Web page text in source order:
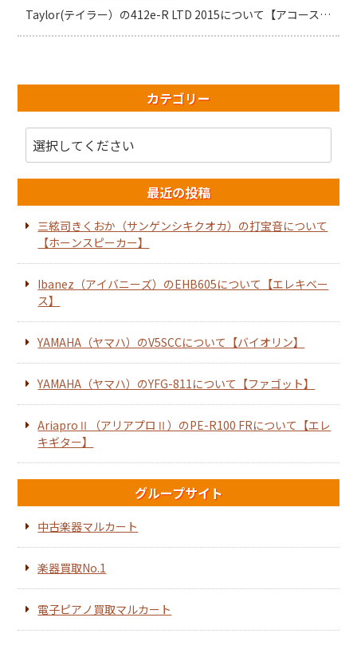
Taylor(テイラー）の412e-R LTD 2015について【アコースティックギター】
カテゴリー
最近の投稿
三絃司きくおか（サンゲンシキクオカ）の打宝音について
【ホーンスピーカー】
Ibanez（アイバニーズ）のEHB605について【エレキベー
ス】
YAMAHA（ヤマハ）のV5SCCについて【バイオリン】
YAMAHA（ヤマハ）のYFG-811について【ファゴット】
AriaproⅡ（アリアプロⅡ）のPE-R100 FRについて【エレ
キギター】
グループサイト
中古楽器マルカート
楽器買取No.1
電子ピアノ買取マルカート